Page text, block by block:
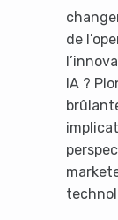
de
IA ?